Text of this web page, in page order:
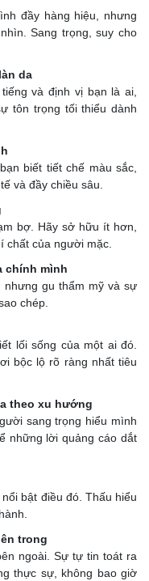
đầy hàng hiệu, nhưng
Sang trọng, suy cho
da
và định vị bạn là ai,
tôn trọng tối thiểu dành
biết tiết chế màu sắc,
và đầy chiều sâu.
bợ. Hãy sở hữu ít hơn,
chất của người mặc.
chính mình
gu thẩm mỹ và sự
chép.
lối sống của một ai đó.
bộc lộ rõ ràng nhất tiêu
theo xu hướng
sang trọng hiểu mình
những lời quảng cáo dắt
bật điều đó. Thấu hiểu
trong
ngoài. Sự tự tin toát ra
thực sự, không bao giờ